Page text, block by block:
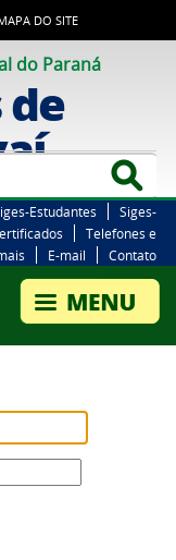
DO SITE
do Paraná
de
Estudantes
Siges-
Telefones e
E-mail Contato